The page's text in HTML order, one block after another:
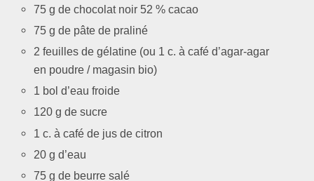
75 g de chocolat noir 52 % cacao
75 g de pâte de praliné
2 feuilles de gélatine (ou 1 c. à café d’agar-agar
en poudre / magasin bio)
1 bol d’eau froide
120 g de sucre
1 c. à café de jus de citron
20 g d’eau
75 g de beurre salé